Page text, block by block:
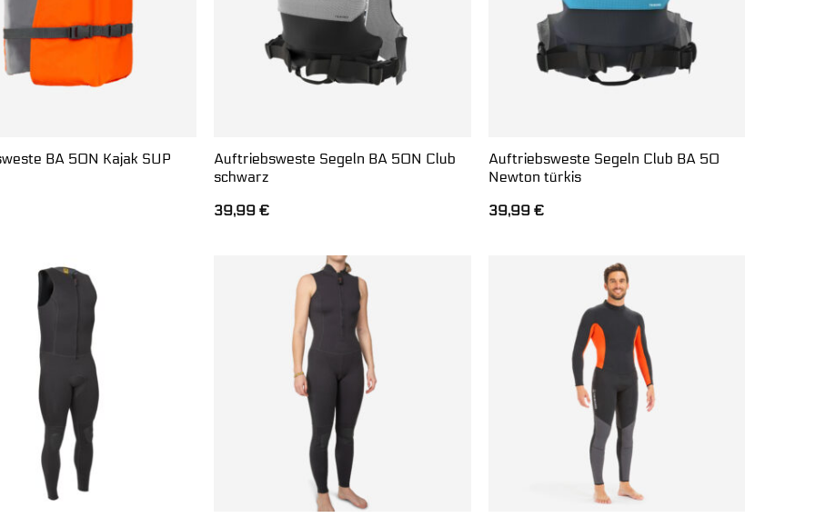
BA 50N Kajak SUP
Auftriebsweste Segeln BA 50N Club
schwarz
39,99€
Auftriebsweste Segeln Club BA 50
Newton türkis
39,99€